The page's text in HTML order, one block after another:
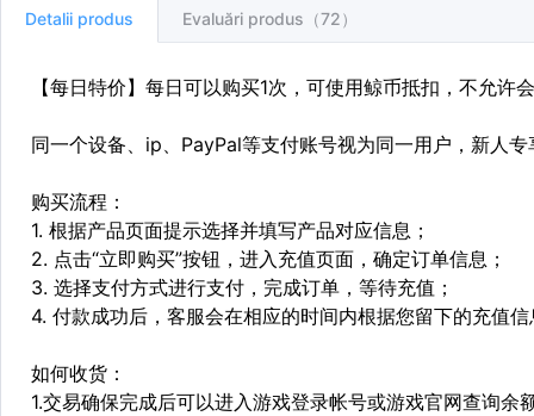
Detalii produs Evaluări produs（72）
【每日特价】每日可以购买1次，可使用鲸币抵扣，不允许
同一个设备、ip、PayPal等支付账号视为同一用户，新人
购买流程：
1. 根据产品页面提示选择并填写产品对应信息；
2. 点击“立即购买”按钮，进入充值页面，确定订单信息；
3. 选择支付方式进行支付，完成订单，等待充值；
4. 付款成功后，客服会在相应的时间内根据您留下的充值
如何收货：
1.交易确保完成后可以进入游戏登录帐号或游戏官网查询余